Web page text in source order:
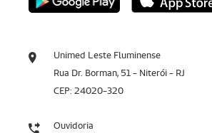
Unimed Leste Fluminense
Rua Dr. Borman, 51 - Niterói - RJ
CEP: 24020-320
Ouvidoria